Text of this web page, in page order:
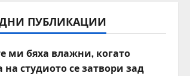
ПУБЛИКАЦИИ
ми бяха влажни, когато
на студиото се затвори зад